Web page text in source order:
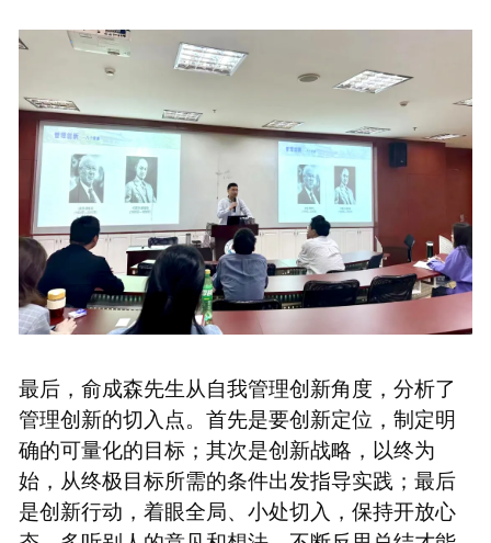
最后，俞成森先生从自我管理创新角度，分析了
管理创新的切入点。首先是要创新定位，制定明
确的可量化的目标；其次是创新战略，以终为
始，从终极目标所需的条件出发指导实践；最后
是创新行动，着眼全局、小处切入，保持开放心